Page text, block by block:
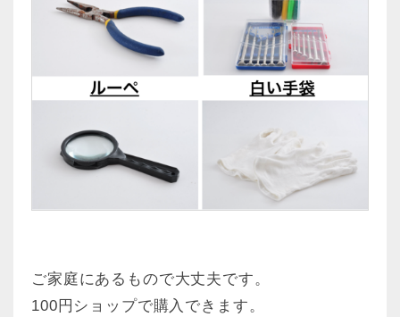
ご家庭にあるもので大丈夫です。
100円ショップで購入できます。